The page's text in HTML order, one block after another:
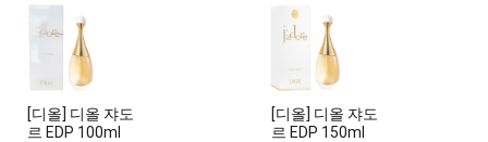
[디올] 디올 쟈도
르 EDP 100ml
[디올] 디올 쟈도
르 EDP 150ml